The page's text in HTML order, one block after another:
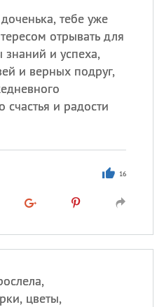
тебе уже
отрывать для
и успеха,
и верных подруг,
счастья и радости
16
цветы,